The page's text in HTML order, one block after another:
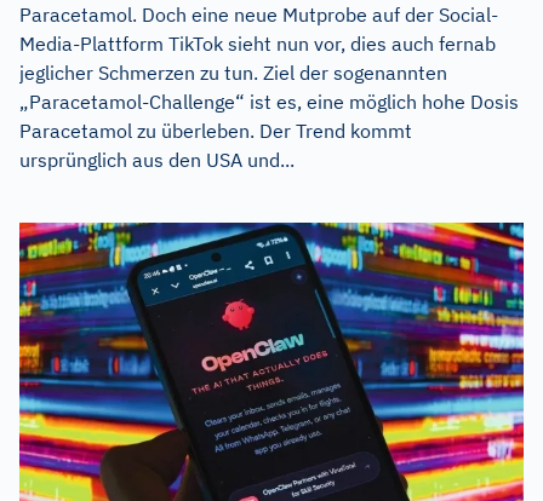
Paracetamol. Doch eine neue Mutprobe auf der Social-
Media-Plattform TikTok sieht nun vor, dies auch fernab
jeglicher Schmerzen zu tun. Ziel der sogenannten
„Paracetamol-Challenge“ ist es, eine möglich hohe Dosis
Paracetamol zu überleben. Der Trend kommt
ursprünglich aus den USA und...